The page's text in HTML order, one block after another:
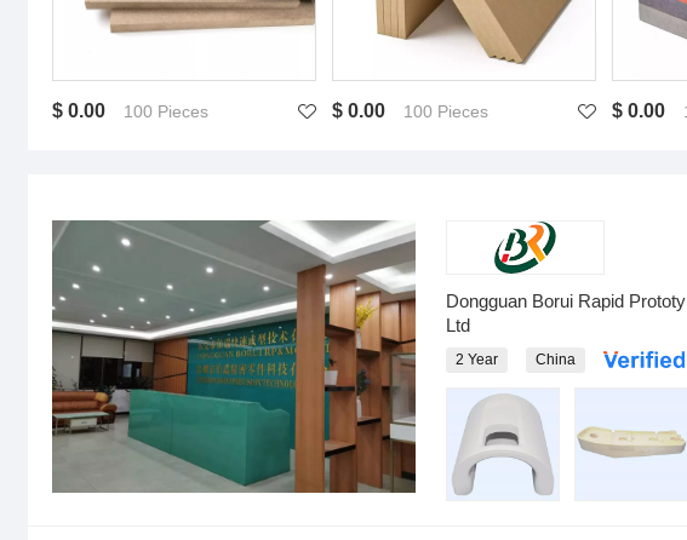
$ 0.00 100 Pieces $ 0.00 100 Pieces $ 0.00
Dongguan Borui Rapid
Ltd
2 Year China